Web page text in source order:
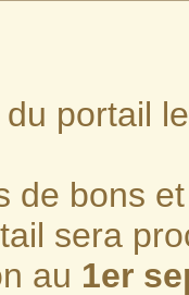
portail
de bons
sera
au 1er